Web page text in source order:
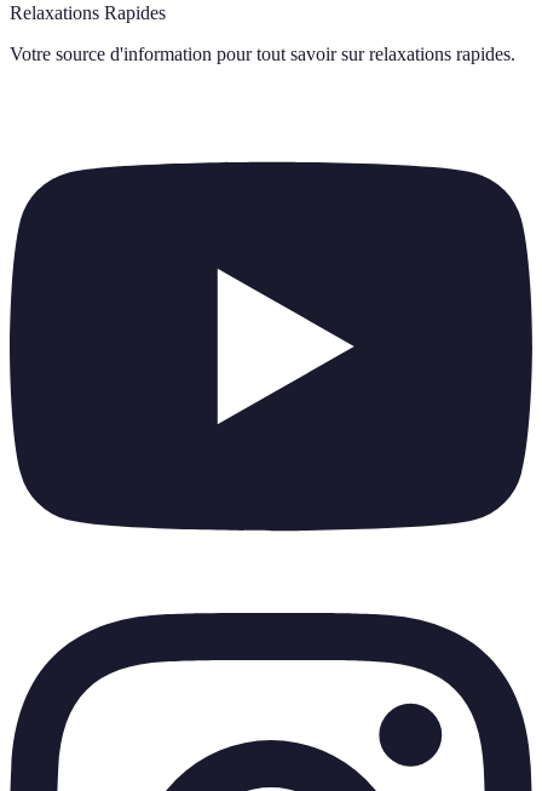
Relaxations Rapides
Votre source d'information pour tout savoir sur relaxations rapides.